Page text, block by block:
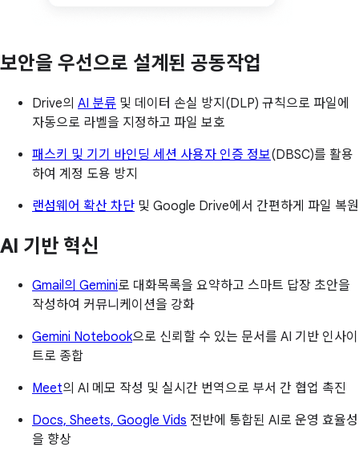
보안을 우선으로 설계된 공동작업
Drive의 AI 분류 및 데이터 손실 방지(DLP) 규칙으로 파일에
자동으로 라벨을 지정하고 파일 보호
패스키 및 기기 바인딩 세션 사용자 인증 정보(DBSC)를 활용
하여 계정 도용 방지
랜섬웨어 확산 차단 및 Google Drive에서 간편하게 파일 복원
AI 기반 혁신
Gmail의 Gemini로 대화목록을 요약하고 스마트 답장 초안을
작성하여 커뮤니케이션을 강화
Gemini Notebook으로 신뢰할 수 있는 문서를 AI 기반 인사이
트로 종합
Meet의 AI 메모 작성 및 실시간 번역으로 부서 간 협업 촉진
Docs, Sheets, Google Vids 전반에 통합된 AI로 운영 효율성
을 향상